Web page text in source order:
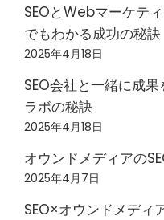
SEOとWebマーケテ
でもわかる成功の秘訣
2025年4月18日
SEO会社と一緒に成
ラボの秘訣
2025年4月18日
オウンドメディアの
2025年4月7日
SEO×オウンドメディ